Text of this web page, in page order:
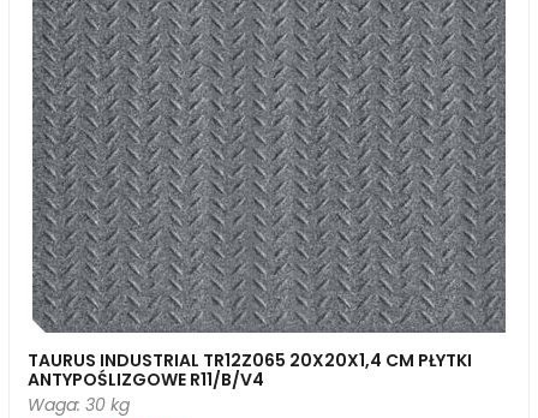
TAURUS INDUSTRIAL TR12Z065 20X20X1,4 CM PŁYTKI
ANTYPOŚLIZGOWE R11/B/V4
Waga: 30 kg